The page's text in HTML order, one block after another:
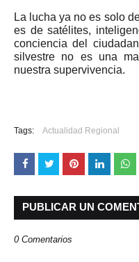
La lucha ya no es solo
es de satélites,
conciencia del
silvestre no es una
nuestra supervivencia.
Tags: Actualidad Regional
PUBLICAR UN
0 Comentarios